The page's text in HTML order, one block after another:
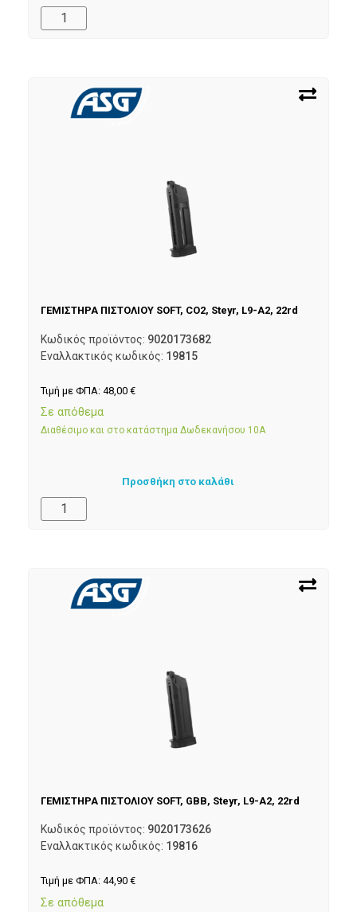
ΓΕΜΙΣΤΗΡΑ ΠΙΣΤΟΛΙΟΥ SOFT, CO2, Steyr, L9-A2, 22rd
Κωδικός προϊόντος: 9020173682
Εναλλακτικός κωδικός: 19815
Τιμή με ΦΠΑ: 48,00 €
Σε απόθεμα
Διαθέσιμο και στο κατάστημα Δωδεκανήσου 10Α
Προσθήκη στο καλάθι
ΓΕΜΙΣΤΗΡΑ ΠΙΣΤΟΛΙΟΥ SOFT, GBB, Steyr, L9-A2, 22rd
Κωδικός προϊόντος: 9020173626
Εναλλακτικός κωδικός: 19816
Τιμή με ΦΠΑ: 44,90 €
Σε απόθεμα